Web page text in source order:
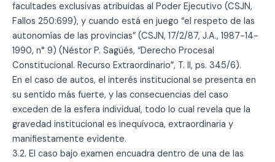
facultades exclusivas atribuidas al Poder Ejecutivo (CSJN,
Fallos 250:699), y cuando está en juego “el respeto de las
autonomías de las provincias” (CSJN, 17/2/87, J.A., 1987-14-
1990, n° 9) (Néstor P. Sagüés, “Derecho Procesal
Constitucional. Recurso Extraordinario”, T. II, ps. 345/6).
En el caso de autos, el interés institucional se presenta en
su sentido más fuerte, y las consecuencias del caso
exceden de la esfera individual, todo lo cual revela que la
gravedad institucional es inequívoca, extraordinaria y
manifiestamente evidente.
3.2. El caso bajo examen encuadra dentro de una de las